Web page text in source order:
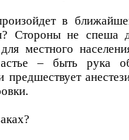
в
Стороны не спеша
местного
– быть рука